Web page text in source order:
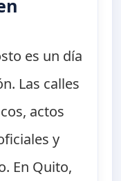
es un día
Las calles
actos
y
En Quito,